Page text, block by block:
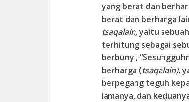
yang berat dan
berat dan berharga
tsaqalain,yaitu
terhitung sebagai
berbunyi,
berharga (tsaqalain),
berpegang teguh
lamanya, dan